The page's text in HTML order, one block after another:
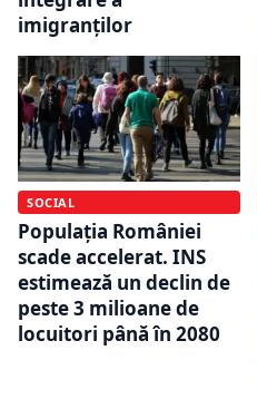
imigranților
SOCIAL
Populația României
scade accelerat. INS
estimează un declin de
peste 3 milioane de
locuitori până în 2080